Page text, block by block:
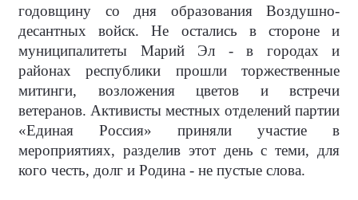
годовщину со дня образования Воздушно-
десантных войск. Не остались в стороне и
муниципалитеты Марий Эл - в городах и
районах республики прошли торжественные
митинги, возложения цветов и встречи
ветеранов. Активисты местных отделений партии
«Единая Россия» приняли участие в
мероприятиях, разделив этот день с теми, для
кого честь, долг и Родина - не пустые слова.